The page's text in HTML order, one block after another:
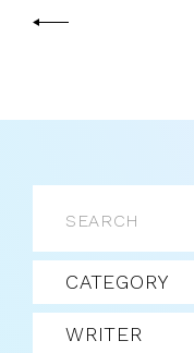
CATEGORY
WRITER